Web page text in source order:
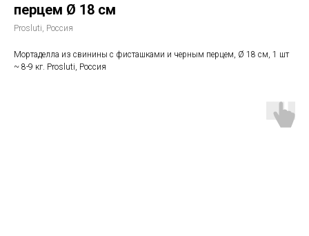
перцем Ø 18 см
Prosluti, Россия
Мортаделла из свинины с фисташками и черным перцем, Ø 18 см, 1 шт
~ 8-9 кг. Prosluti, Россия